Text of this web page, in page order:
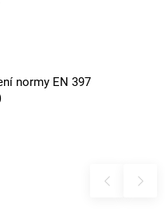
normy EN 397